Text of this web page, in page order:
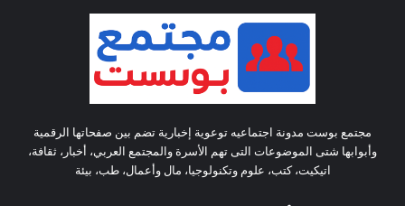
مجتمع بوست مدونة اجتماعيه توعوية إخبارية تضم بين صفحاتها الرقمية
وأبوابها شتى الموضوعات التى تهم الأسرة والمجتمع العربي، أخبار، ثقافة،
اتيكيت، كتب، علوم وتكنولوجيا، مال وأعمال، طب، بيئة